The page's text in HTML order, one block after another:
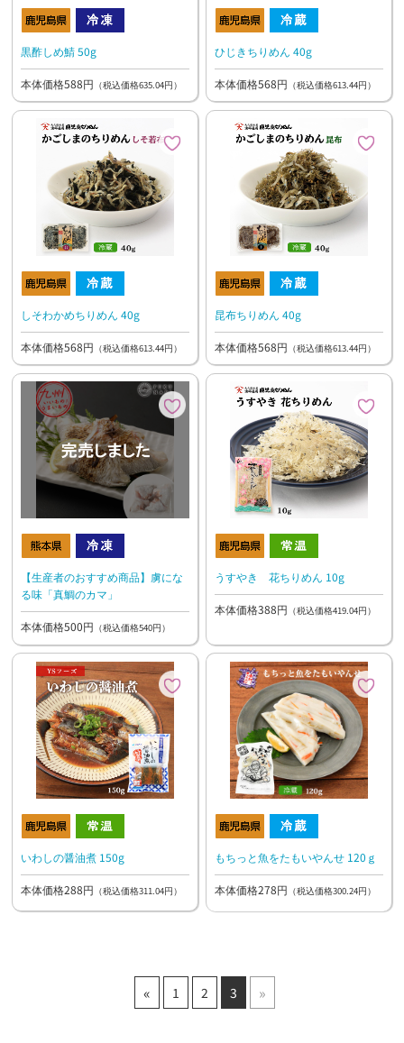
黒酢しめ鯖 50g
本体価格588円 （税込価格635.04円）
ひじきちりめん 40g
本体価格568円 （税込価格613.44円）
しそわかめちりめん 40g
本体価格568円 （税込価格613.44円）
昆布ちりめん 40g
本体価格568円 （税込価格613.44円）
【生産者のおすすめ商品】虜にな
る味「真鯛のカマ」
本体価格500円 （税込価格540円）
うすやき 花ちりめん 10g
本体価格388円 （税込価格419.04円）
いわしの醤油煮 150g
本体価格288円 （税込価格311.04円）
もちっと魚をたもいやんせ 120ｇ
本体価格278円 （税込価格300.24円）
« 1 2 3 »